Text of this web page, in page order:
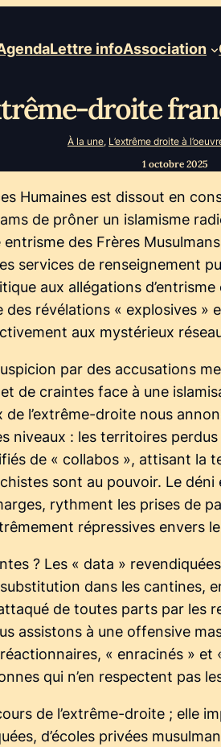
Lettre infoAssociation
droite
À la une, L’extrême droite à
1 octobre 2025
Humaines est dissout en
de prôner un islamisme
des Frères
services de renseignement
aux allégations
révélations « explosives »
aux mystérieux
par des accusations
de craintes face à une
l’extrême-droite nous
niveaux : les territoires
de « collabos », attisant
sont au pouvoir. Le
rythment les prises de
répressives envers
? Les « data »
dans les
de toutes parts par
assistons à une offensive
« enracinés »
qui n’en respectent pas
de l’extrême-droite ; elle
d’écoles privées